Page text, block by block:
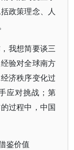
政策理念、人
我想简要谈三
验对全球南方
济秩序变化过
应对挑战；第
过程中，中国
鉴价值